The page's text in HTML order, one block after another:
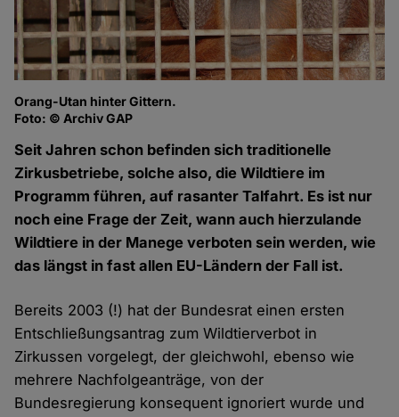
Orang-Utan hinter Gittern.
Foto: © Archiv GAP
Seit Jahren schon befinden sich traditionelle
Zirkusbetriebe, solche also, die Wildtiere im
Programm führen, auf rasanter Talfahrt. Es ist nur
noch eine Frage der Zeit, wann auch hierzulande
Wildtiere in der Manege verboten sein werden, wie
das längst in fast allen EU-Ländern der Fall ist.
Bereits 2003 (!) hat der Bundesrat einen ersten
Entschließungsantrag zum Wildtierverbot in
Zirkussen vorgelegt, der gleichwohl, ebenso wie
mehrere Nachfolgeanträge, von der
Bundesregierung konsequent ignoriert wurde und